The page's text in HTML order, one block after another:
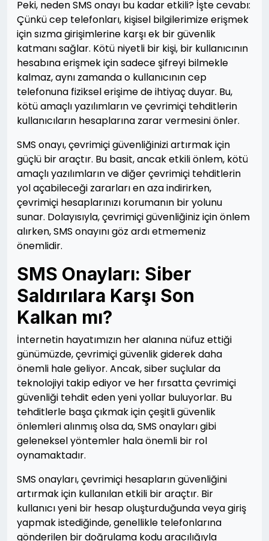
Peki, neden SMS onayı bu kadar etkili? İşte cevabı:
Çünkü cep telefonları, kişisel bilgilerimize erişmek
için sızma girişimlerine karşı ek bir güvenlik
katmanı sağlar. Kötü niyetli bir kişi, bir kullanıcının
hesabına erişmek için sadece şifreyi bilmekle
kalmaz, aynı zamanda o kullanıcının cep
telefonuna fiziksel erişime de ihtiyaç duyar. Bu,
kötü amaçlı yazılımların ve çevrimiçi tehditlerin
kullanıcıların hesaplarına zarar vermesini önler.
SMS onayı, çevrimiçi güvenliğinizi artırmak için
güçlü bir araçtır. Bu basit, ancak etkili önlem, kötü
amaçlı yazılımların ve diğer çevrimiçi tehditlerin
yol açabileceği zararları en aza indirirken,
çevrimiçi hesaplarınızı korumanın bir yolunu
sunar. Dolayısıyla, çevrimiçi güvenliğiniz için önlem
alırken, SMS onayını göz ardı etmemeniz
önemlidir.
SMS Onayları: Siber
Saldırılara Karşı Son
Kalkan mı?
İnternetin hayatımızın her alanına nüfuz ettiği
günümüzde, çevrimiçi güvenlik giderek daha
önemli hale geliyor. Ancak, siber suçlular da
teknolojiyi takip ediyor ve her fırsatta çevrimiçi
güvenliği tehdit eden yeni yollar buluyorlar. Bu
tehditlerle başa çıkmak için çeşitli güvenlik
önlemleri alınmış olsa da, SMS onayları gibi
geleneksel yöntemler hala önemli bir rol
oynamaktadır.
SMS onayları, çevrimiçi hesapların güvenliğini
artırmak için kullanılan etkili bir araçtır. Bir
kullanıcı yeni bir hesap oluşturduğunda veya giriş
yapmak istediğinde, genellikle telefonlarına
gönderilen bir doğrulama kodu aracılığıyla